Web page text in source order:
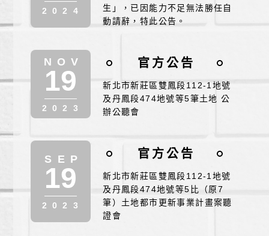
2024
生」，已因能力不足無法勝任自
動請辭，特此公告。
NOV
19
2023
官方公告
新北市新莊區雙鳳段112-1地號
及丹鳳段474地號等5筆土地 公
辦公聽會
SEP
19
2023
官方公告
新北市新莊區雙鳳段112-1地號
及丹鳳段474地號等5比（原7
筆）土地都市更新事業計畫案聽
證會